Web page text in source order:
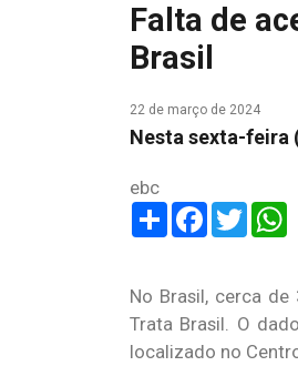
Falta de
Brasil
22 de março de 2024
Nesta sexta-feira
ebc
ShareFacebook
Twitter
No Brasil, cerca
Trata Brasil. O
localizado no